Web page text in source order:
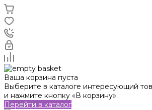
Ваша корзина пуста
Выберите в каталоге интересующий
и нажмите кнопку «В корзину».
Перейти в каталог